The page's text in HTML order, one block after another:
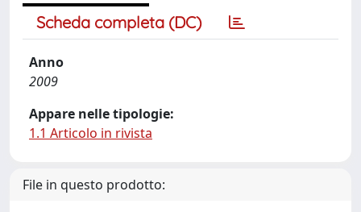
Scheda completa (DC)
Anno
2009
Appare nelle tipologie:
1.1 Articolo in rivista
File in questo prodotto: